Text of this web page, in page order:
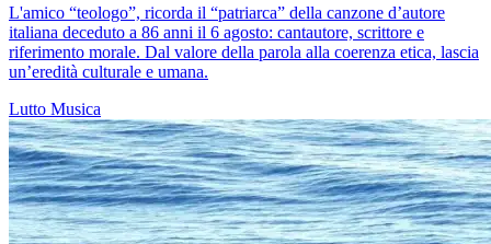
L'amico “teologo”, ricorda il “patriarca” della canzone d’autore
italiana deceduto a 86 anni il 6 agosto: cantautore, scrittore e
riferimento morale. Dal valore della parola alla coerenza etica, lascia
un’eredità culturale e umana.
Lutto Musica